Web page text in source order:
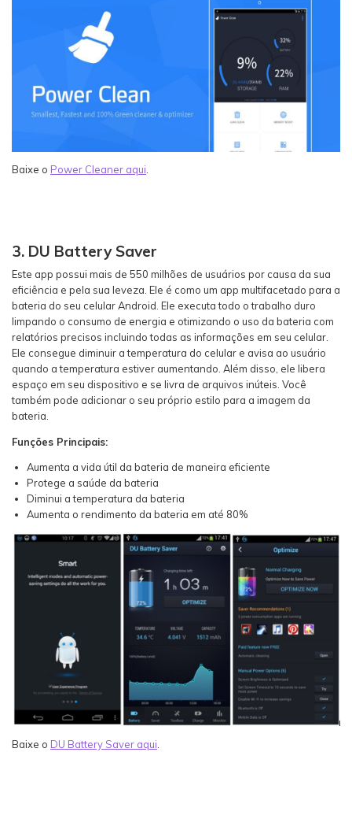
Baixe o Power Cleaner aqui.
3. DU Battery Saver
Este app possui mais de 550 milhões de usuários por causa da sua
eficiência e pela sua leveza. Ele é como um app multifacetado para a
bateria do seu celular Android. Ele executa todo o trabalho duro
limpando o consumo de energia e otimizando o uso da bateria com
relatórios precisos incluindo todas as informações em seu celular.
Ele consegue diminuir a temperatura do celular e avisa ao usuário
quando a temperatura estiver aumentando. Além disso, ele libera
espaço em seu dispositivo e se livra de arquivos inúteis. Você
também pode adicionar o seu próprio estilo para a imagem da
bateria.
Funções Principais:
Aumenta a vida útil da bateria de maneira eficiente
Protege a saúde da bateria
Diminui a temperatura da bateria
Aumenta o rendimento da bateria em até 80%
Baixe o DU Battery Saver aqui